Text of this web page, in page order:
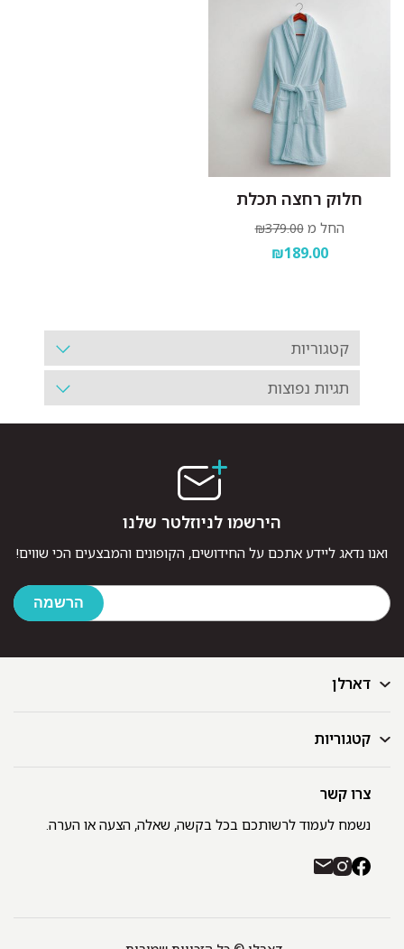
חלוק רחצה תכלת
החל מ ₪379.00
₪189.00
קטגוריות
תגיות נפוצות
דארלן
דף הבית
GIFT CARD
רשימת חנויות
משלוחים והחזרות
קטגוריות
מצעים
מגבות
כיסויי מיטה
צרו קשר
נשמח לעמוד לרשותכם בכל בקשה, שאלה, הצעה או הערה.
הירשמו לניוזלטר שלנו
ואנו נדאג ליידע אתכם על החידושים, הקופונים והמבצעים הכי שווים!